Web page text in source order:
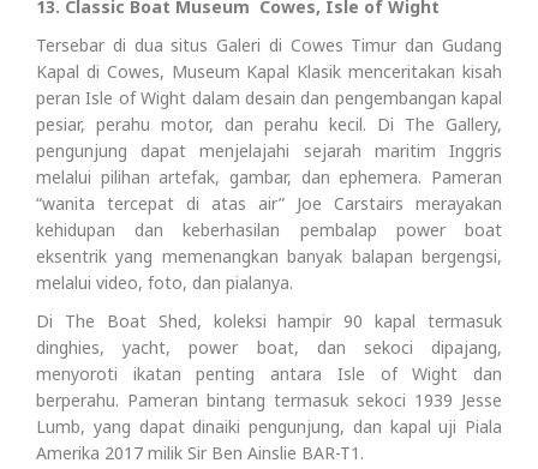
13. Classic Boat Museum Cowes, Isle of Wight
Tersebar di dua situs Galeri di Cowes Timur dan Gudang
Kapal di Cowes, Museum Kapal Klasik menceritakan kisah
peran Isle of Wight dalam desain dan pengembangan kapal
pesiar, perahu motor, dan perahu kecil. Di The Gallery,
pengunjung dapat menjelajahi sejarah maritim Inggris
melalui pilihan artefak, gambar, dan ephemera. Pameran
“wanita tercepat di atas air” Joe Carstairs merayakan
kehidupan dan keberhasilan pembalap power boat
eksentrik yang memenangkan banyak balapan bergengsi,
melalui video, foto, dan pialanya.
Di The Boat Shed, koleksi hampir 90 kapal termasuk
dinghies, yacht, power boat, dan sekoci dipajang,
menyoroti ikatan penting antara Isle of Wight dan
berperahu. Pameran bintang termasuk sekoci 1939 Jesse
Lumb, yang dapat dinaiki pengunjung, dan kapal uji Piala
Amerika 2017 milik Sir Ben Ainslie BAR-T1.